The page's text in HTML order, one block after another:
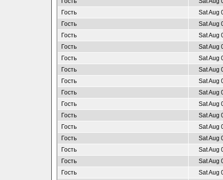
Гость
Sat Aug
Гость
Sat Aug
Гость
Sat Aug
Гость
Sat Aug
Гость
Sat Aug
Гость
Sat Aug
Гость
Sat Aug
Гость
Sat Aug
Гость
Sat Aug
Гость
Sat Aug
Гость
Sat Aug
Гость
Sat Aug
Гость
Sat Aug
Гость
Sat Aug
Гость
Sat Aug